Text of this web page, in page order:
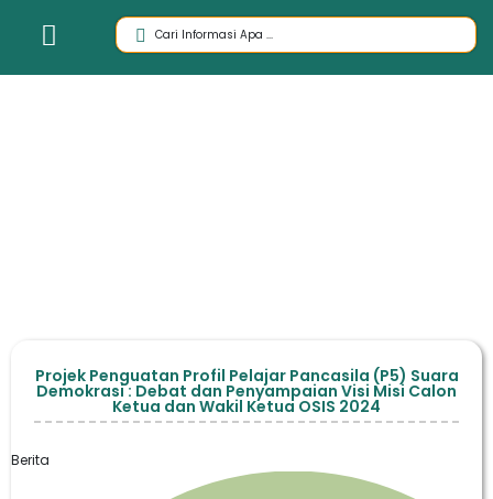
Projek Penguatan Profil Pelajar Pancasila (P5) Suara
Demokrasi : Debat dan Penyampaian Visi Misi Calon
Ketua dan Wakil Ketua OSIS 2024
Berita